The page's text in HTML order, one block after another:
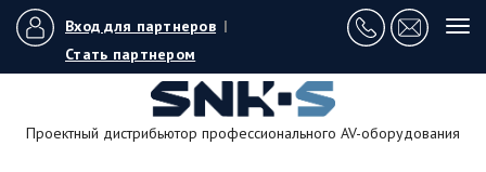
Вход для партнеров |
Стать партнером
Проектный дистрибьютор профессионального AV-оборудования